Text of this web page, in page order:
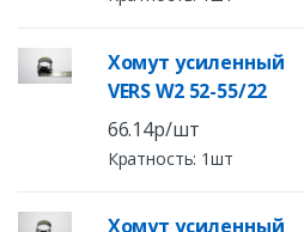
Хомут усиленный
VERS W2 52-55/22
66.14р/шт
Кратность: 1шт
Хомут усиленный